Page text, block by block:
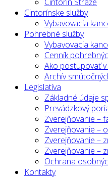
Cintorínske služby
Vybavovacia
Pohrebné služby
Vybavovacia
Cenník
Ako postupovať
Archív
Legislatíva
Základné údaje
Prevádzkový
Zverejňovanie –
Zverejňovanie –
Zverejňovanie –
Zverejňovanie –
Ochrana
Kontakty